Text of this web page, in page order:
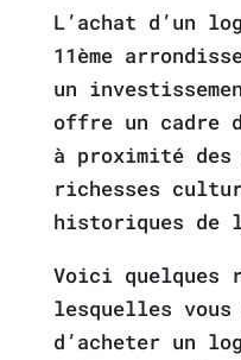
L’achat d’un
11ème
un
offre un cadre
à proximité des
richesses
historiques de
Voici quelques
lesquelles
d’acheter un